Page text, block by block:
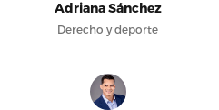
Adriana Sánchez
Derecho y deporte